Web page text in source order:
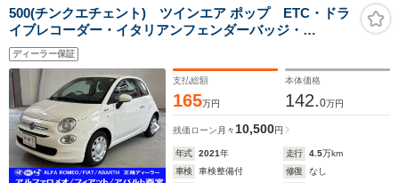
500(チンクエチェント) ツインエア ポップ ETC・ドラ
イブレコーダー・イタリアンフェンダーバッジ・
AppleCarPlay/AndroidAuto対応・ツインエアー
ディーラー保証
支払総額
165万円
本体価格
142.0万円
残価ローン 月々10,500円
年式 2021年 走行 4.5万km
車検
車検整備付 修復
なし